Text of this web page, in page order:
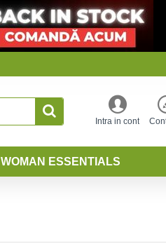
Intra in cont
WOMAN ESSENTIALS